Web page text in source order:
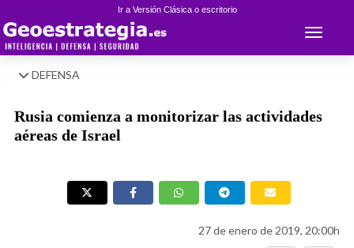
Ir a Versión Clásica o escritorio
Toggle
DEFENSA
Rusia comienza a monitorizar las actividades
aéreas de Israel
27 de enero de 2019, 20:00h